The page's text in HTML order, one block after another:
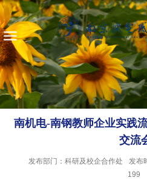
南机电-南钢教师企业实践
交流
发布部门：科研及校企合作处 发布
199